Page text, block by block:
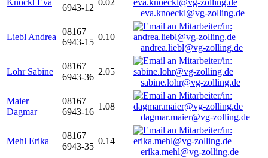
Knöckl Eva
6943-12
0.02
eva.knoeckl@vg-zolling.de
Liebl Andrea
08167
6943-15
0.10
andrea.liebl@vg-zolling.de
Lohr Sabine
08167
6943-36
2.05
sabine.lohr@vg-zolling.de
Maier
Dagmar
08167
6943-16
1.08
dagmar.maier@vg-zolling.de
Mehl Erika
08167
6943-35
0.14
erika.mehl@vg-zolling.de